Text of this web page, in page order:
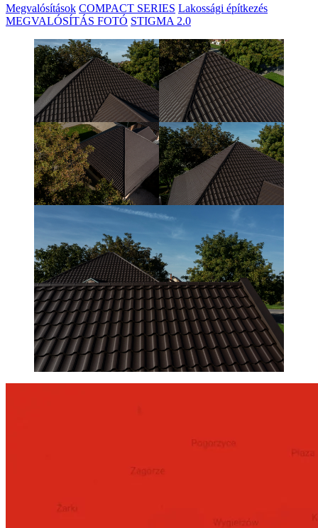
Megvalósítások COMPACT SERIES Lakossági építkezés
MEGVALÓSÍTÁS FOTÓ STIGMA 2.0